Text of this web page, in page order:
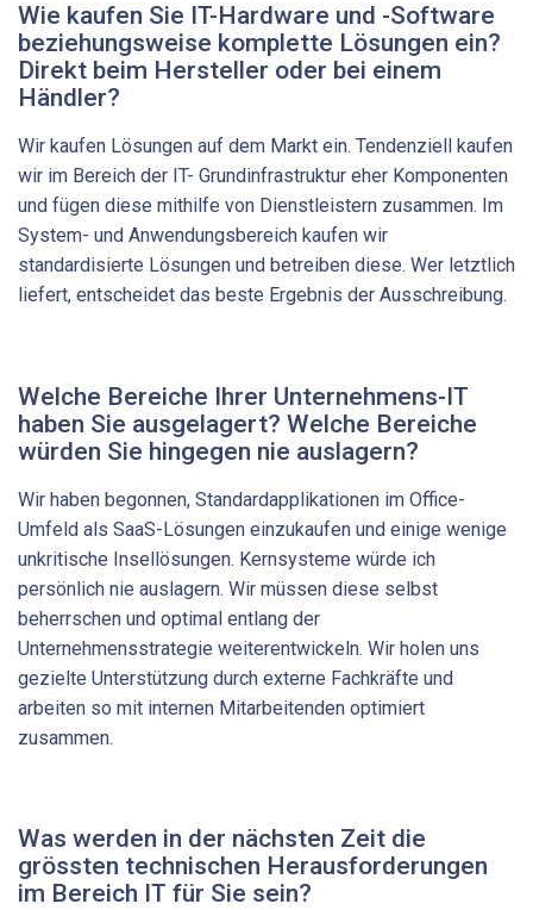
Wie kaufen Sie IT-Hardware und -Software
beziehungsweise komplette Lösungen ein?
Direkt beim Hersteller oder bei einem
Händler?
Wir kaufen Lösungen auf dem Markt ein. Tendenziell kaufen
wir im Bereich der IT- Grundinfrastruktur eher Komponenten
und fügen diese mithilfe von Dienstleistern zusammen. Im
System- und Anwendungsbereich kaufen wir
standardisierte Lösungen und betreiben diese. Wer letztlich
liefert, entscheidet das beste Ergebnis der Ausschreibung.
Welche Bereiche Ihrer Unternehmens-IT
haben Sie ausgelagert? Welche Bereiche
würden Sie hingegen nie auslagern?
Wir haben begonnen, Standardapplikationen im Office-
Umfeld als SaaS-Lösungen einzukaufen und einige wenige
unkritische Insellösungen. Kernsysteme würde ich
persönlich nie auslagern. Wir müssen diese selbst
beherrschen und optimal entlang der
Unternehmensstrategie weiterentwickeln. Wir holen uns
gezielte Unterstützung durch externe Fachkräfte und
arbeiten so mit internen Mitarbeitenden optimiert
zusammen.
Was werden in der nächsten Zeit die
grössten technischen ­Herausforderungen
im Bereich IT für Sie sein?